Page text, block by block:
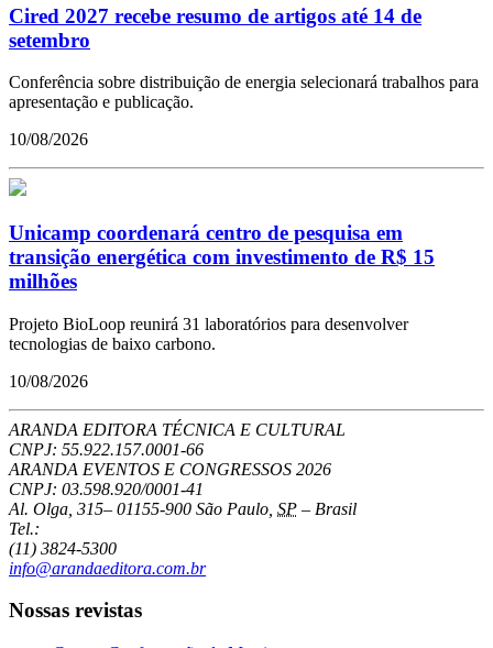
Cired 2027 recebe resumo de artigos até 14 de
setembro
Conferência sobre distribuição de energia selecionará trabalhos para
apresentação e publicação.
10/08/2026
Unicamp coordenará centro de pesquisa em
transição energética com investimento de R$ 15
milhões
Projeto BioLoop reunirá 31 laboratórios para desenvolver
tecnologias de baixo carbono.
10/08/2026
ARANDA EDITORA TÉCNICA E CULTURAL
CNPJ: 55.922.157.0001-66
ARANDA EVENTOS E CONGRESSOS 2026
CNPJ: 03.598.920/0001-41
Al. Olga, 315– 01155-900 São Paulo SP – Brasil
Tel.:
(11) 3824-5300
info@arandaeditora.com.br
Nossas revistas